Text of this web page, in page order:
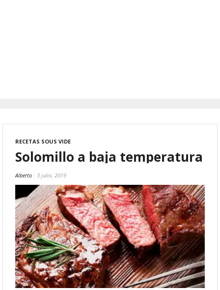
RECETAS SOUS VIDE
Solomillo a baja temperatura
Alberto 3 julio, 2019